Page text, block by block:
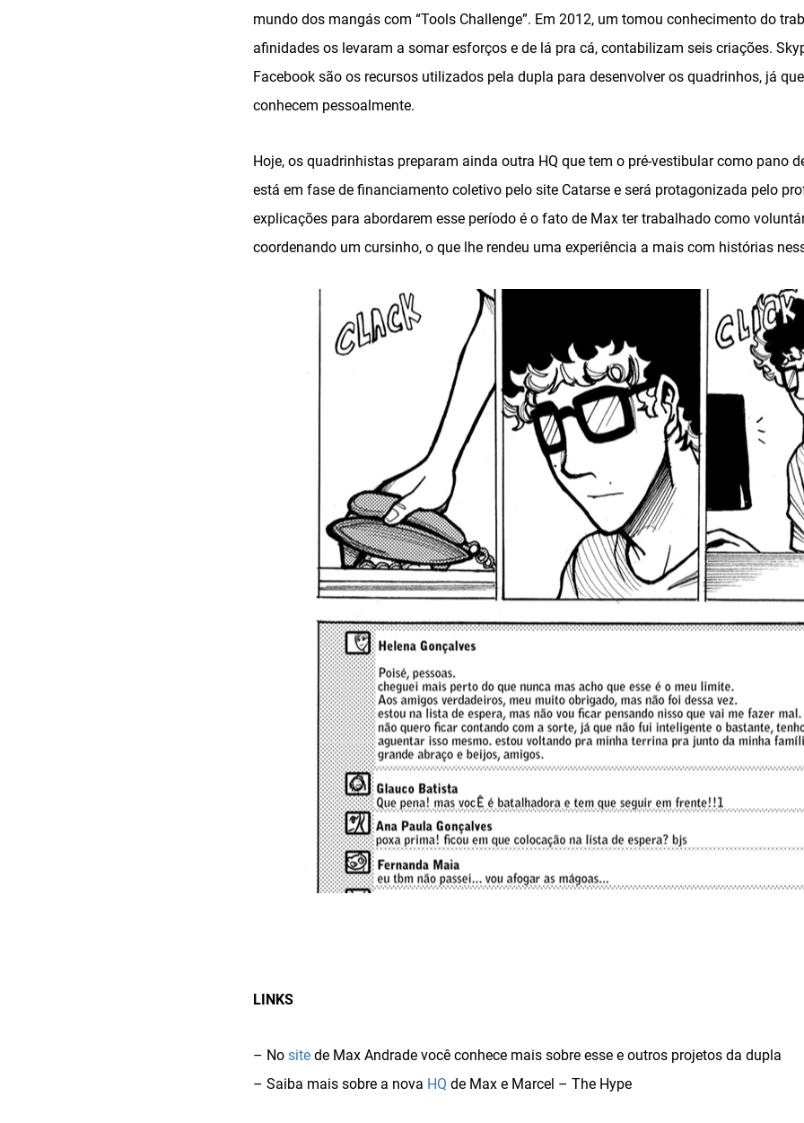
mundo dos mangás com “Tools Challenge”. Em 2012, um tomou conhecimento do
afinidades os levaram a somar esforços e de lá pra cá, contabilizam seis criações.
Facebook são os recursos utilizados pela dupla para desenvolver os quadrinhos, já
conhecem pessoalmente.
Hoje, os quadrinhistas preparam ainda outra HQ que tem o pré-vestibular como pano
está em fase de financiamento coletivo pelo site Catarse e será protagonizada pelo
explicações para abordarem esse período é o fato de Max ter trabalhado como
coordenando um cursinho, o que lhe rendeu uma experiência a mais com histórias
LINKS
– No site de Max Andrade você conhece mais sobre esse e outros projetos da dupla
– Saiba mais sobre a nova HQ de Max e Marcel – The Hype